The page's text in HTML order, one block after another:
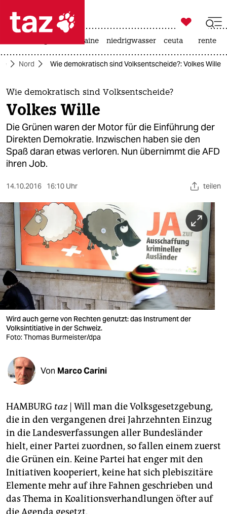
 taz zahl ich
taz zahl ich
themen
politik
öko
gesellschaft
kultur
sport
berlin
nord
wahrheit
verlag
verlag
veranstaltungen
shop
fragen & hilfe
abo
genossenschaft
epaper login

taz zahl ich
krieg in der ukraine niedrigwasser ceuta rente
Nord Wie demokratisch sind Volksentscheide?: Volkes Wille
Wie demokratisch sind Volksentscheide?
Volkes Wille
Die Grünen waren der Motor für die Einführung der
Direkten Demokratie. Inzwischen haben sie den
Spaß daran etwas verloren. Nun übernimmt die AFD
ihren Job.
14.10.2016 16:10 Uhr teilen
Wird auch gerne von Rechten genutzt: das Instrument der
Volksintitiative in der Schweiz.
Foto: Thomas Burmeister/dpa
Von Marco Carini
HAMBURG taz| Will man die Volksgesetzgebung,
die in den vergangenen drei Jahrzehnten Einzug
in die Landesverfassungen aller Bundesländer
hielt, einer Partei zuordnen, so fallen einem zuerst
die Grünen ein. Keine Partei hat enger mit den
Initiativen kooperiert, keine hat sich plebiszitäre
Elemente mehr auf ihre Fahnen geschrieben und
das Thema in Koalitionsverhandlungen öfter auf